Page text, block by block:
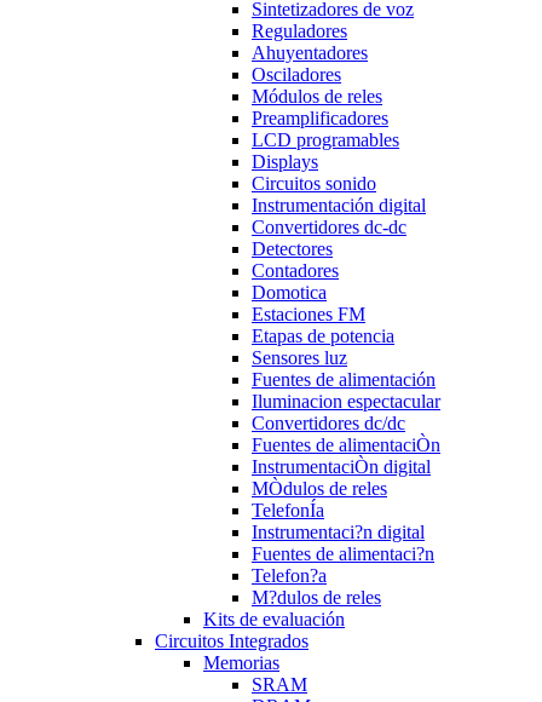
Sintetizadores de voz
Reguladores
Ahuyentadores
Osciladores
Módulos de reles
Preamplificadores
LCD programables
Displays
Circuitos sonido
Instrumentación digital
Convertidores dc-dc
Detectores
Contadores
Domotica
Estaciones FM
Etapas de potencia
Sensores luz
Fuentes de alimentación
Iluminacion espectacular
Convertidores dc/dc
Fuentes de alimentaciÒn
InstrumentaciÒn digital
MÒdulos de reles
TelefonÍa
Instrumentaci?n digital
Fuentes de alimentaci?n
Telefon?a
M?dulos de reles
Kits de evaluación
Circuitos Integrados
Memorias
SRAM